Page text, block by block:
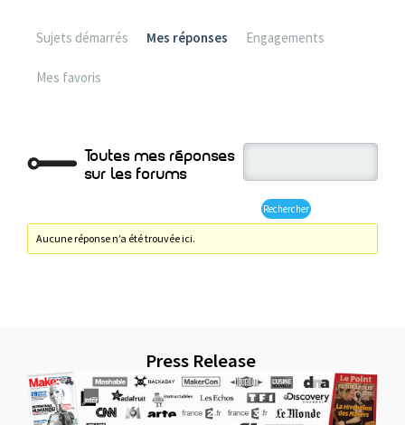
Sujets démarrés Mes réponses Engagements
Mes favoris
Toutes mes réponses
sur les forums
Aucune réponse n’a été trouvée ici.
Press Release